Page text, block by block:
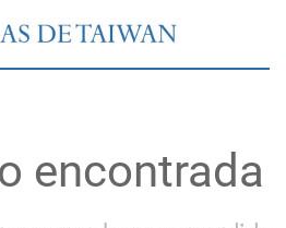
encontrada